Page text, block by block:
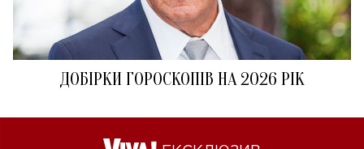
ДОБІРКИ ГОРОСКОПІВ НА 2026 РІК